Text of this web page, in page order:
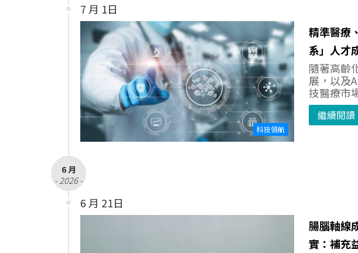
7 月 1日
科技領航
精準醫療
系」人才
隨著高齡
展，以及
技醫療市
繼續閱讀
6 月
- 2026 -
6 月 21日
腸腦軸線
實：補充